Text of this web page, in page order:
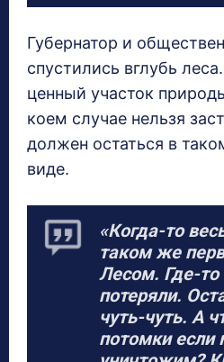
Губернатор и
спустились вглубь
ценный участок
коем случае нельзя
должен остаться в
виде.
«Когда-то
таком же
Лесом. Где-
потеряли.
чуть-чуть. А
потомки если